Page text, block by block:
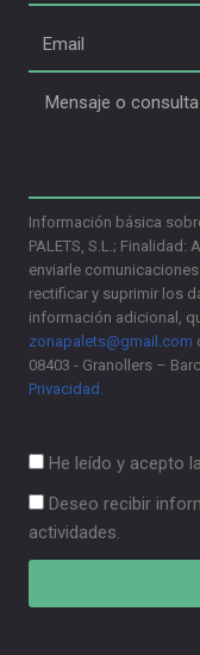
Información básica
PALETS, S.L.;
enviarle
rectificar y suprimir los
información adicional,
zonapalets@gmail.com
08403 - Granollers –
Privacidad.
He leído y acepto la
Deseo recibir
actividades.